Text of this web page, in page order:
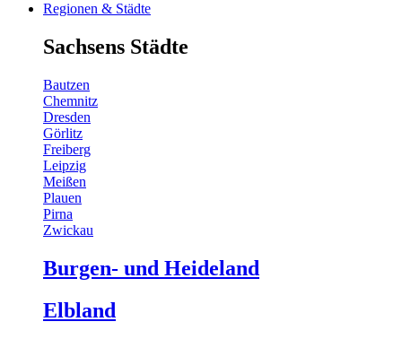
Regionen & Städte
Sachsens Städte
Bautzen
Chemnitz
Dresden
Görlitz
Freiberg
Leipzig
Meißen
Plauen
Pirna
Zwickau
Burgen- und Heideland
Elbland